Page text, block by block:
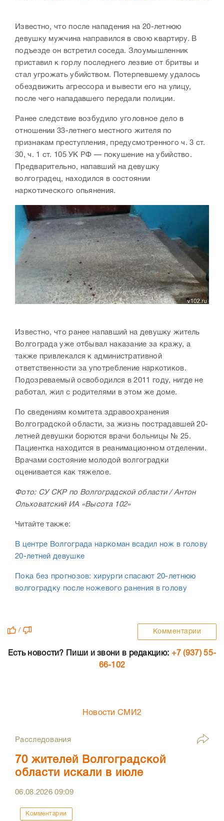
Известно, что после нападения на 20-летнюю
девушку мужчина направился в свою квартиру. В
подъезде он встретил соседа. Злоумышленник
приставил к горлу последнего лезвие от бритвы и
стал угрожать убийством. Потерпевшему удалось
обездвижить агрессора и вывести его на улицу,
после чего нападавшего передали полиции.
Ранее следствие возбудило уголовное дело в
отношении 33-летнего местного жителя по
признакам преступления, предусмотренного ч. 3 ст.
30, ч. 1 ст. 105 УК РФ — покушение на убийство.
Предварительно, напавший на девушку
волгоградец, находился в состоянии
наркотического опьянения.
Известно, что ранее напавший на девушку житель
Волгограда уже отбывал наказание за кражу, а
также привлекался к административной
ответственности за употребление наркотиков.
Подозреваемый освободился в 2011 году, нигде не
работал, жил с родителями в этом же доме.
По сведениям комитета здравоохранения
Волгоградской области, за жизнь пострадавшей 20-
летней девушки борются врачи больницы № 25.
Пациентка находится в реанимационном отделении.
Врачами состояние молодой волгоградки
оценивается как тяжелое.
Фото: СУ СКР по Волгоградской области / Антон
Ольховатский ИА «Высота 102»
Читайте также:
В центре Волгограда наркоман всадил нож в голову
20-летней девушке
Пока без прогнозов: хирурги спасают 20-летнюю
волгоградку после ножевого ранения в голову
/ Комментарии
Есть новости? Пиши и звони в редакцию: +7 (937) 55-
66-102
Новости СМИ2
Расследования
70 жителей Волгоградской
области искали в июле
06.08.202609:09
Комментарии